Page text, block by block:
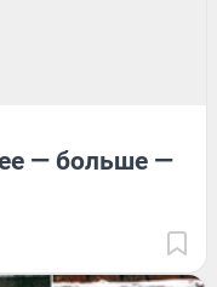
— больше —